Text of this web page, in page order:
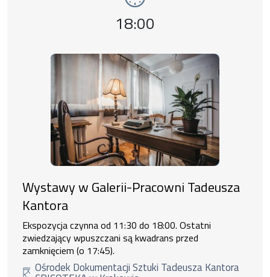
Godzina wydarzenia,
18:00
Wystawy w Galerii-Pracowni Tadeusza
Kantora
Ekspozycja czynna od 11:30 do 18:00. Ostatni
zwiedzający wpuszczani są kwadrans przed
zamknięciem (o 17:45).
Ośrodek Dokumentacji Sztuki Tadeusza Kantora